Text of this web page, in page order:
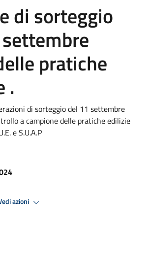
di sorteggio
pratiche
.
di sorteggio del 11 settembre
a campione delle pratiche edilizie
e S.U.A.P
azioni